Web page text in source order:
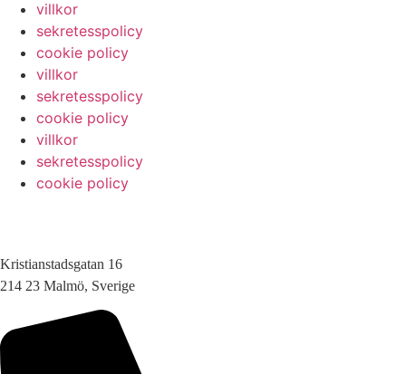
villkor
sekretesspolicy
cookie policy
villkor
sekretesspolicy
cookie policy
villkor
sekretesspolicy
cookie policy
Kristianstadsgatan 16
214 23 Malmö, Sverige